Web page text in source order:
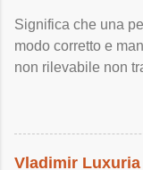
Significa che una
modo corretto e
non rilevabile non
Vladimir